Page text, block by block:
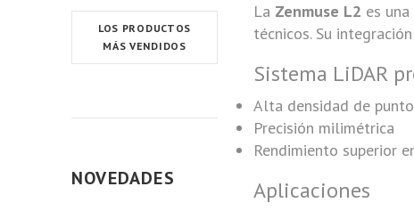
La Zenmuse L2 es
técnicos. Su
Sistema LiDAR
Alta densidad de
Precisión milimétrica
Rendimiento superior
Aplicaciones
LOS PRODUCTOS
MÁS VENDIDOS
NOVEDADES